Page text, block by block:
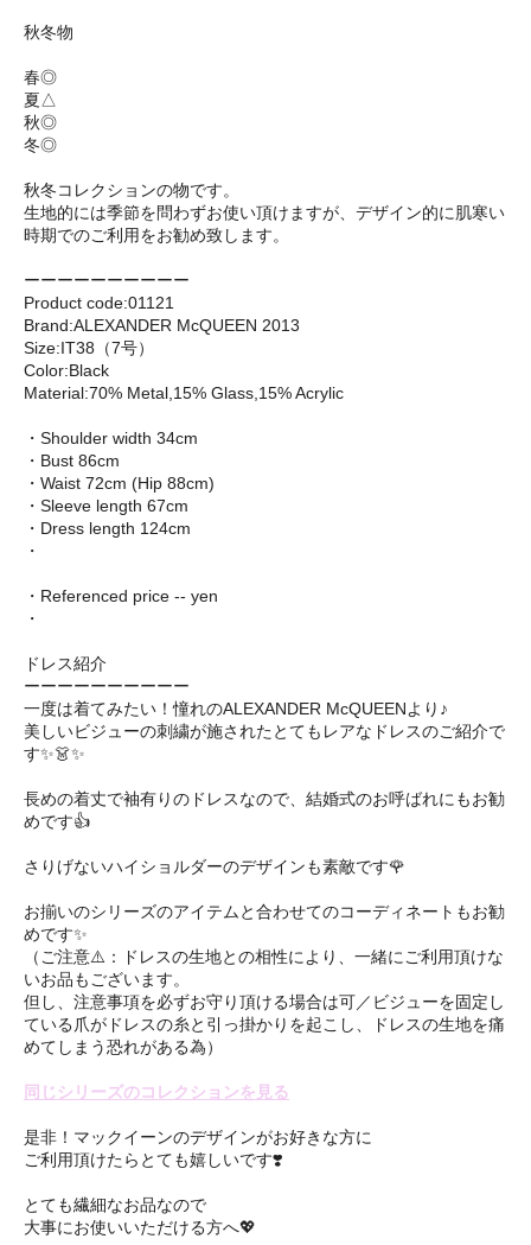
秋冬物
春◎
夏△
秋◎
冬◎
秋冬コレクションの物です。
生地的には季節を問わずお使い頂けますが、デザイン的に肌寒い
時期でのご利用をお勧め致します。
ーーーーーーーーーー
Product code:01121
Brand:ALEXANDER McQUEEN 2013
Size:IT38（7号）
Color:Black
Material:70% Metal,15% Glass,15% Acrylic
・Shoulder width 34cm
・Bust 86cm
・Waist 72cm (Hip 88cm)
・Sleeve length 67cm
・Dress length 124cm
・
・Referenced price -- yen
・
ドレス紹介
ーーーーーーーーーー
一度は着てみたい！憧れのALEXANDER McQUEENより♪
美しいビジューの刺繍が施されたとてもレアなドレスのご紹介で
す✨👗✨
長めの着丈で袖有りのドレスなので、結婚式のお呼ばれにもお勧
めです👍
さりげないハイショルダーのデザインも素敵です🌹
お揃いのシリーズのアイテムと合わせてのコーディネートもお勧
めです✨
（ご注意⚠️：ドレスの生地との相性により、一緒にご利用頂けな
いお品もございます。
但し、注意事項を必ずお守り頂ける場合は可／ビジューを固定し
ている爪がドレスの糸と引っ掛かりを起こし、ドレスの生地を痛
めてしまう恐れがある為）
同じシリーズのコレクションを見る
是非！マックイーンのデザインがお好きな方に
ご利用頂けたらとても嬉しいです❣️
とても繊細なお品なので
大事にお使いいただける方へ💖